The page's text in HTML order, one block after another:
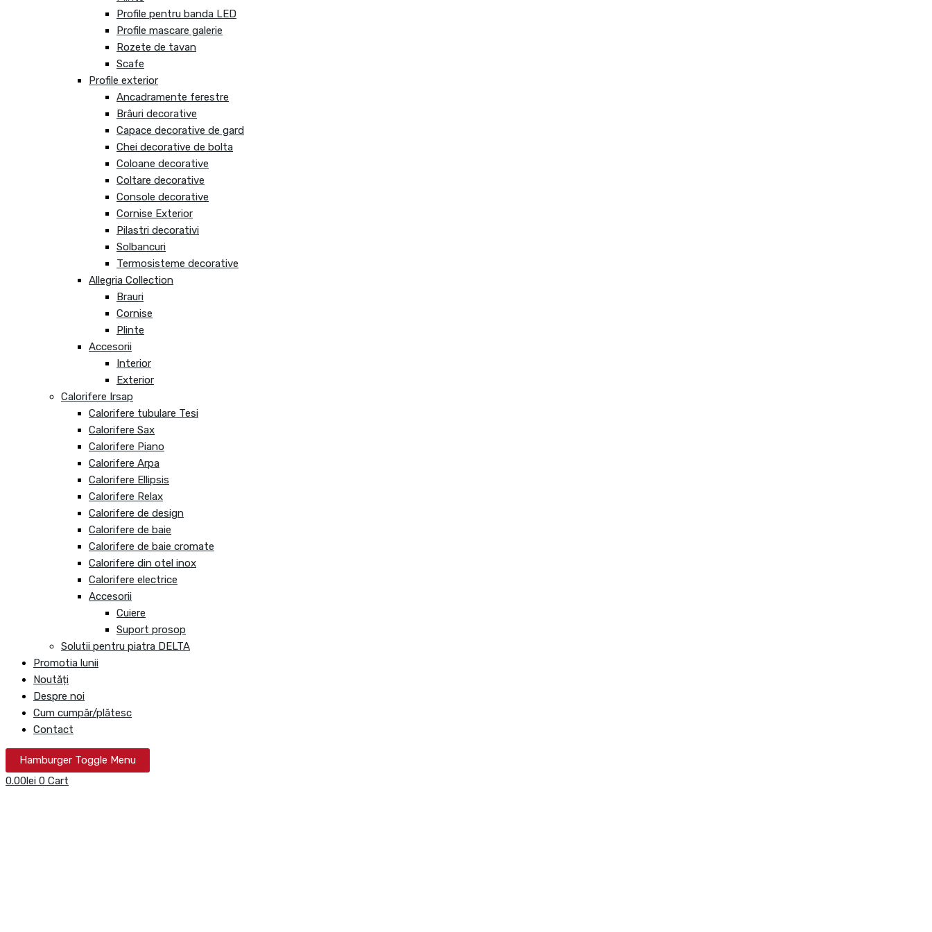
Profile pentru banda LED
Profile mascare galerie
Rozete de tavan
Scafe
Profile exterior
Ancadramente ferestre
Brâuri decorative
Capace decorative de gard
Chei decorative de bolta
Coloane decorative
Coltare decorative
Console decorative
Cornise Exterior
Pilastri decorativi
Solbancuri
Termosisteme decorative
Allegria Collection
Brauri
Cornise
Plinte
Accesorii
Interior
Exterior
Calorifere Irsap
Calorifere tubulare Tesi
Calorifere Sax
Calorifere Piano
Calorifere Arpa
Calorifere Ellipsis
Calorifere Relax
Calorifere de design
Calorifere de baie
Calorifere de baie cromate
Calorifere din otel inox
Calorifere electrice
Accesorii
Cuiere
Suport prosop
Solutii pentru piatra DELTA
Promotia lunii
Noutăți
Despre noi
Cum cumpăr/plătesc
Contact
Hamburger Toggle Menu
0.00lei 0 Cart